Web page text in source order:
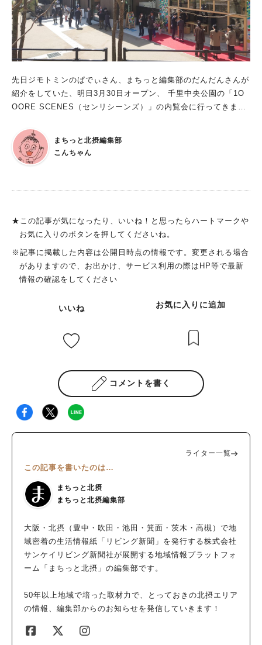
先日ジモトミンのぱでぃさん、まちっと編集部のだんだんさんが
紹介をしていた、明日3月30日オープン、 千里中央公園の「1O
OORE SCENES（センリシーンズ）」の内覧会に行ってきまし
「千里中央公園」の最新情報はこちらもご覧ください(関連記事
一覧へリンク) 「1OOORE SCENES（センリ シーンズ）」
のマメ知識から。 豊中市、千里中央公園パートナーズ（ローソ
（ゼロ）」じゃないんですよ！ え？ 実は「O（オー）」ってお
気づきでした？ ◆Open：すべての人に開かれている ◆Ordinar
y：日常を彩る ◆Organic：いまあるものを活かす ３つの「O」
の思いが込められてるんですよ！ では実際に施設をレポートし
ていきますよ！ 千里東町公園側から、千里中央公園に入ったと
ベーション、まさにOrganic：いまあるものを活かした施設。 1
階にはイタリアンカフェ「SEN℃（センド）」、コミュニティス
は多目的スペース、屋外には菜園スペースがあります！ イタリ
アンカフェ「SEN℃（センド）」 千里南公園の「バードツリ
ー」も運営するオペレーションファクトリーが手掛けているとい
うことで これだけで期待度満点！という「SEN℃（センド）」
メイン＆30種の焼きたてパン＆総菜パン食べ放題の「パンビュッ
フェランチ」 選べるメインはこんな感じ！ テラス席では、BBQ
プランも！ ディナーメニューは「お肉」「お野菜」「チーズ」
などのタパス、「炭焼きグリル」「オイスター」「パスタ」「和
牛バーガー」「デザート」など 全45種類のグランドメニューが
用意されているそうです！ そして、お店の中はこんな感じで
す！ テラス！ テラス！ 店内からの、外はテラス！公園の借景！
もともとある公園の自然を生かし、公園の日常と融合させた Ord
inary：日常を彩り、Organic：いまあるものを活かすという考え
たりと子ども連れでもうれしい感じ！ おしゃれなオープンキッ
チン！ そして、ディナーメニューの一部も用意されていまし
蠣」。希少価値の高い大阪産の黒毛和牛 「なにわ黒牛」の提供
まちっと北摂編集部
こんちゃん
★この記事が気になったり、いいね！と思ったらハートマークや
お気に入りのボタンを押してくださいね。
※記事に掲載した内容は公開日時点の情報です。変更される場合
がありますので、お出かけ、サービス利用の際はHP等で最新
情報の確認をしてください
いいね お気に入りに追加
コメントを書く
ライター一覧
この記事を書いたのは…
まちっと北摂
まちっと北摂編集部
大阪・北摂（豊中・吹田・池田・箕面・茨木・高槻）で地
域密着の生活情報紙「リビング新聞」を発行する株式会社
サンケイリビング新聞社が展開する地域情報プラットフォ
ーム「まちっと北摂」の編集部です。
50年以上地域で培った取材力で、とっておきの北摂エリア
の情報、編集部からのお知らせを発信していきます！